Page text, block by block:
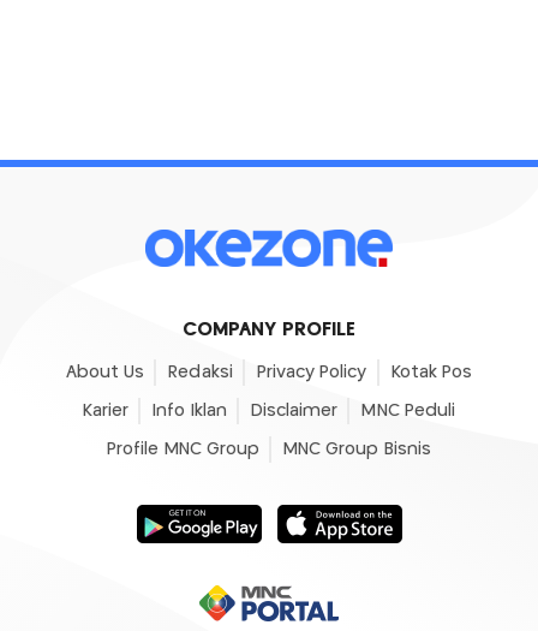
COMPANY PROFILE
About Us Redaksi Privacy Policy Kotak Pos
Karier Info Iklan Disclaimer MNC Peduli
Profile MNC Group MNC Group Bisnis